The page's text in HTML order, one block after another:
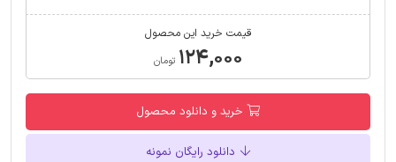
قیمت خرید این محصول
۱۲۴,۰۰۰ تومان
خرید و دانلود محصول
دانلود رایگان نمونه